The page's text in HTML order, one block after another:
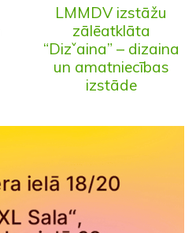
LMMDV izstāžu
zālēatklāta
“Dizˇaina” – dizaina
un amatniecības
izstāde